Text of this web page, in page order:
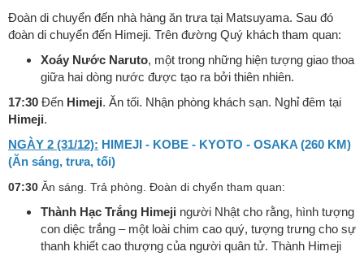
Đoàn di chuyển đến nhà hàng ăn trưa tại Matsuyama. Sau đó
đoàn di chuyển đến Himeji. Trên đường Quý khách tham quan:
Xoáy Nước Naruto, một trong những hiện tượng giao thoa
giữa hai dòng nước được tạo ra bởi thiên nhiên.
17:30 Đến Himeji. Ăn tối. Nhận phòng khách sạn. Nghỉ đêm tại
Himeji.
NGÀY 2 (31/12): HIMEJI - KOBE - KYOTO - OSAKA (260 KM)
(Ăn sáng, trưa, tối)
07:30 Ăn sáng. Trả phòng. Đoàn di chyển tham quan:
Thành Hạc Trắng Himeji người Nhật cho rằng, hình tượng
con diệc trắng – một loài chim cao quý, tượng trưng cho sự
thanh khiết cao thượng của người quân tử. Thành Himeji